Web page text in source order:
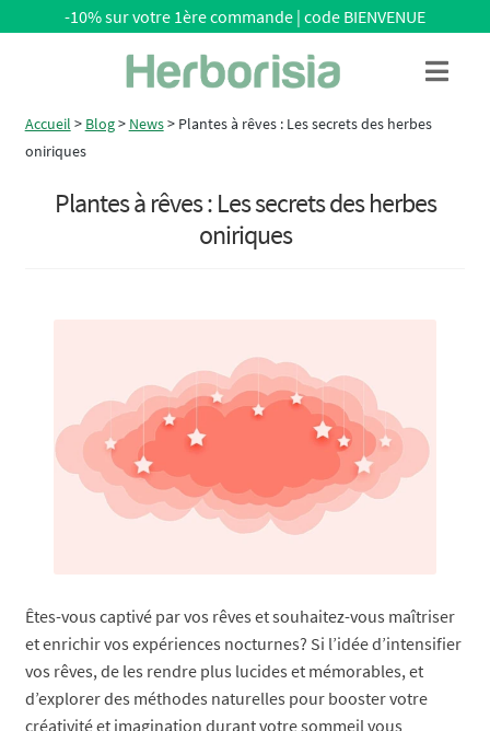
navigation
-10% sur votre 1ère commande | code BIENVENUE
Menu
Accueil > Blog> News> Plantes à rêves : Les secrets des herbes
oniriques
Plantes à rêves : Les secrets des herbes
oniriques
Êtes-vous captivé par vos rêves et souhaitez-vous maîtriser
et enrichir vos expériences nocturnes? Si l’idée d’intensifier
vos rêves, de les rendre plus lucides et mémorables, et
d’explorer des méthodes naturelles pour booster votre
créativité et imagination durant votre sommeil vous